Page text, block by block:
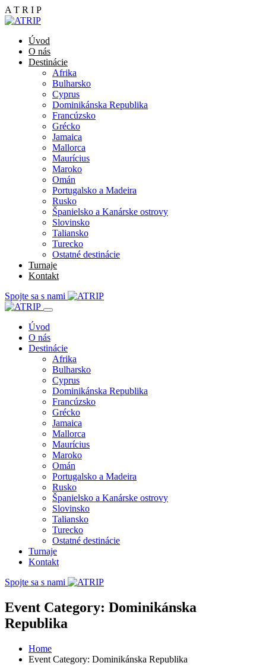
A T R I P
Úvod
O nás
Destinácie
Afrika
Bulharsko
Cyprus
Dominikánska Republika
Francúzsko
Grécko
Jamaica
Mallorca
Maurícius
Maroko
Omán
Portugalsko a Madeira
Rusko
Španielsko a Kanárske ostrovy
Slovinsko
Taliansko
Turecko
Ostatné destinácie
Turnaje
Kontakt
Spojte sa s nami
Úvod
O nás
Destinácie
Afrika
Bulharsko
Cyprus
Dominikánska Republika
Francúzsko
Grécko
Jamaica
Mallorca
Maurícius
Maroko
Omán
Portugalsko a Madeira
Rusko
Španielsko a Kanárske ostrovy
Slovinsko
Taliansko
Turecko
Ostatné destinácie
Turnaje
Kontakt
Spojte sa s nami
Event Category: Dominikánska
Republika
Home
Event Category: Dominikánska Republika